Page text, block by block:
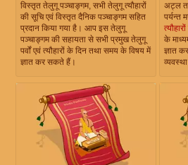
विस्तृत तेलुगू पञ्चाङ्गम, सभी तेलुगू त्यौहारों
की सूचि एवं विस्तृत दैनिक पञ्चाङ्गम सहित
प्रदान किया गया है। आप इस तेलुगू
पञ्चाङ्गम की सहायता से सभी प्रमुख तेलुगू
पर्वों एवं त्यौहारों के दिन तथा समय के विषय में
ज्ञात कर सकते हैं।
अट्ल
पर्यन्त
के
ज्ञात